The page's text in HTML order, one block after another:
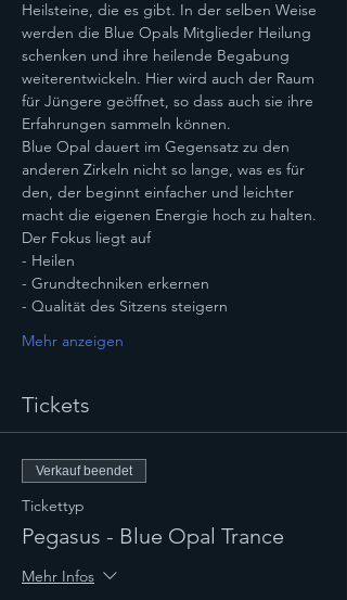
Heilsteine, die es gibt. In der selben Weise
werden die Blue Opals Mitglieder Heilung
schenken und ihre heilende Begabung
weiterentwickeln. Hier wird auch der Raum
für Jüngere geöffnet, so dass auch sie ihre
Erfahrungen sammeln können.
Blue Opal dauert im Gegensatz zu den
anderen Zirkeln nicht so lange, was es für
den, der beginnt einfacher und leichter
macht die eigenen Energie hoch zu halten.
Der Fokus liegt auf
- Heilen
- Grundtechniken erkernen
- Qualität des Sitzens steigern
Mehr anzeigen
Tickets
Verkauf beendet
Tickettyp
Pegasus - Blue Opal Trance
Mehr Infos